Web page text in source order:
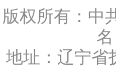
版权所有：中
地址：辽宁省